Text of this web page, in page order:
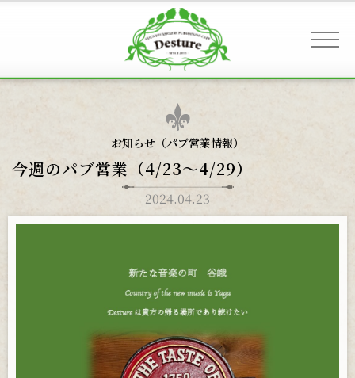
お客様へのご案内
お知らせ（パブ営業情報）
今週のパブ営業（4/23〜4/29）
2024.04.23